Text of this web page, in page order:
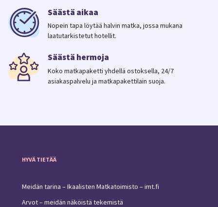
Säästä aikaa
Nopein tapa löytää halvin matka, jossa mukana
laatutarkistetut hotellit.
Säästä hermoja
Koko matkapaketti yhdellä ostoksella, 24/7
asiakaspalvelu ja matkapakettilain suoja.
HYVÄ TIETÄÄ
Meidän tarina – Ikaalisten Matkatoimisto – imt.fi
Arvot – meidän näköistä tekemistä